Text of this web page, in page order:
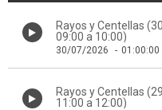
Rayos y Centellas
09:00 a 10:00)
30/07/2026 - 01:00:00
Rayos y Centellas
11:00 a 12:00)